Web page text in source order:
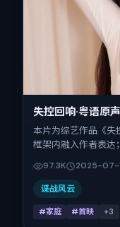
失控回响·粤语原声
本片为综艺作品《失
框架内融入作者表达
品背景为美国。上映
2025-07-19），全
97.3K 2025-07-
谍战风云
#家庭 #首映 +3